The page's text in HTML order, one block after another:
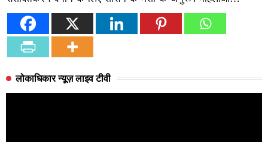
लोकाधिकार न्यूज़ लाइव टीवी